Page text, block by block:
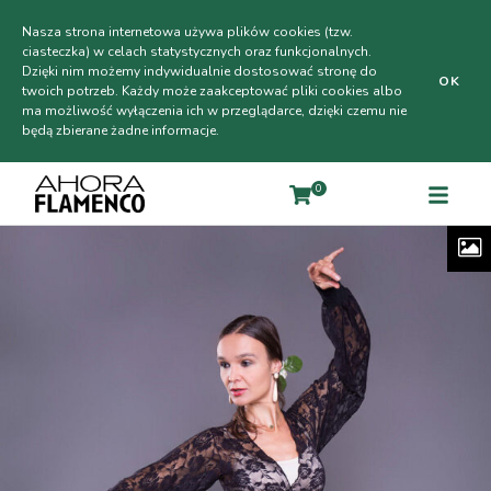
Nasza strona internetowa używa plików cookies (tzw.
ciasteczka) w celach statystycznych oraz funkcjonalnych.
Dzięki nim możemy indywidualnie dostosować stronę do
twoich potrzeb. Każdy może zaakceptować pliki cookies albo
ma możliwość wyłączenia ich w przeglądarce, dzięki czemu nie
będą zbierane żadne informacje.
OK
0
ŚLUB W STYLU FLAMENCO